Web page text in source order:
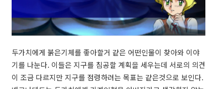
두가치에게 붉은기체를 좋아할거 같은 어떤인물이 찾아와 이야
기를 나눈다. 이들은 지구를 침공할 계획을 세우는데 서로의 의견
이 조금 다르지만 지구를 점령하려는 목표는 같은것으로 보인다.